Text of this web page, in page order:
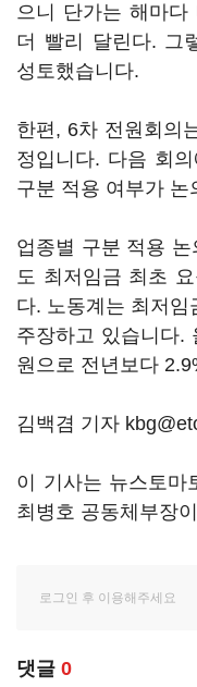
으니 단가는 해마
더 빨리 달린다. 그
성토했습니다.
한편, 6차 전원회의
정입니다. 다음 회
구분 적용 여부가 논
업종별 구분 적용
도 최저임금 최초
다. 노동계는 최저
주장하고 있습니다.
원으로 전년보다
김백겸 기자
이 기사는 뉴스토마
최병호 공동체부장
댓글 0